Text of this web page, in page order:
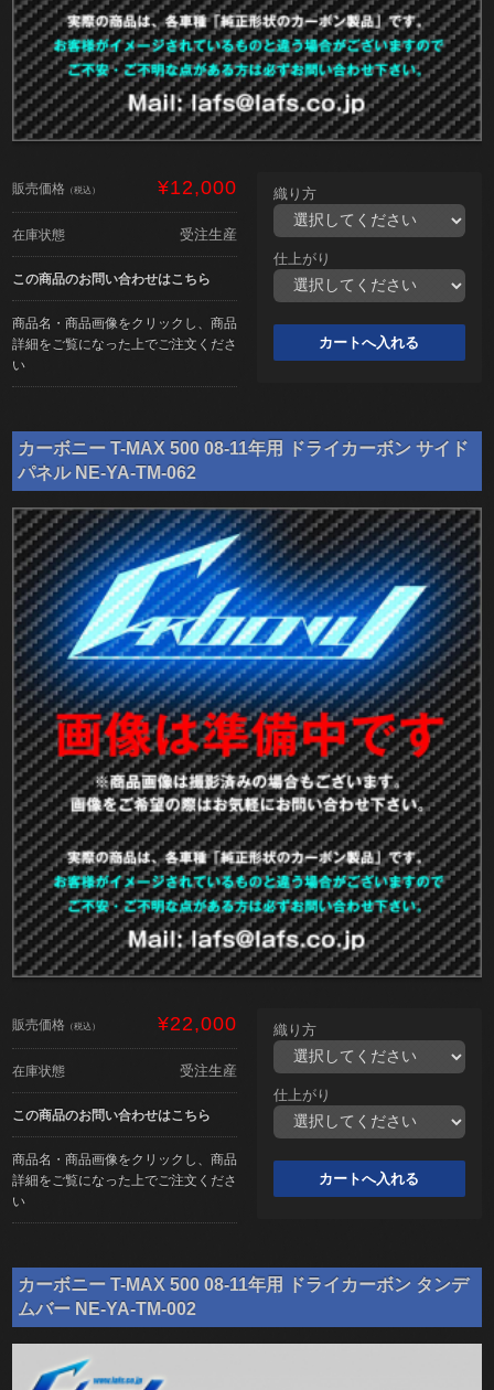
販売価格 （税込） ¥12,000
在庫状態 受注生産
この商品のお問い合わせはこちら
商品名・商品画像をクリックし、商品
詳細をご覧になった上でご注文くださ
い
織り方
仕上がり
カーボニー T-MAX 500 08-11年用 ドライカーボン サイド
パネル NE-YA-TM-062
販売価格 （税込） ¥22,000
在庫状態 受注生産
この商品のお問い合わせはこちら
商品名・商品画像をクリックし、商品
詳細をご覧になった上でご注文くださ
い
織り方
仕上がり
カーボニー T-MAX 500 08-11年用 ドライカーボン タンデ
ムバー NE-YA-TM-002